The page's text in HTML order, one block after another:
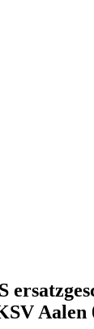
Aalen